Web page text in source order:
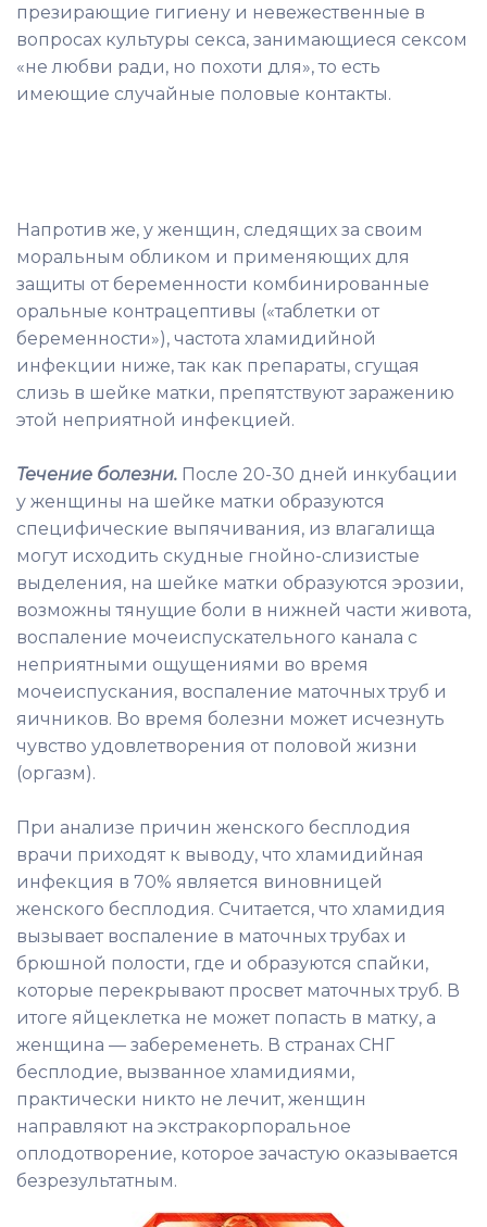
презирающие гигиену и невежественные в
вопросах культуры секса, занимающиеся сексом
«не любви ради, но похоти для», то есть
имеющие случайные половые контакты.
Напротив же, у женщин, следящих за своим
моральным обликом и применяющих для
защиты от беременности комбинированные
оральные контрацептивы («таблетки от
беременности»), частота хламидийной
инфекции ниже, так как препараты, сгущая
слизь в шейке матки, препятствуют заражению
этой неприятной инфекцией.
Течение болезни. После 20-30 дней инкубации
у женщины на шейке матки образуются
специфические выпячивания, из влагалища
могут исходить скудные гнойно-слизистые
выделения, на шейке матки образуются эрозии,
возможны тянущие боли в нижней части живота,
воспаление мочеиспускательного канала с
неприятными ощущениями во время
мочеиспускания, воспаление маточных труб и
яичников. Во время болезни может исчезнуть
чувство удовлетворения от половой жизни
(оргазм).
При анализе причин женского бесплодия
врачи приходят к выводу, что хламидийная
инфекция в 70% является виновницей
женского бесплодия. Считается, что хламидия
вызывает воспаление в маточных трубах и
брюшной полости, где и образуются спайки,
которые перекрывают просвет маточных труб. В
итоге яйцеклетка не может попасть в матку, а
женщина — забеременеть. В странах СНГ
бесплодие, вызванное хламидиями,
практически никто не лечит, женщин
направляют на экстракорпоральное
оплодотворение, которое зачастую оказывается
безрезультатным.